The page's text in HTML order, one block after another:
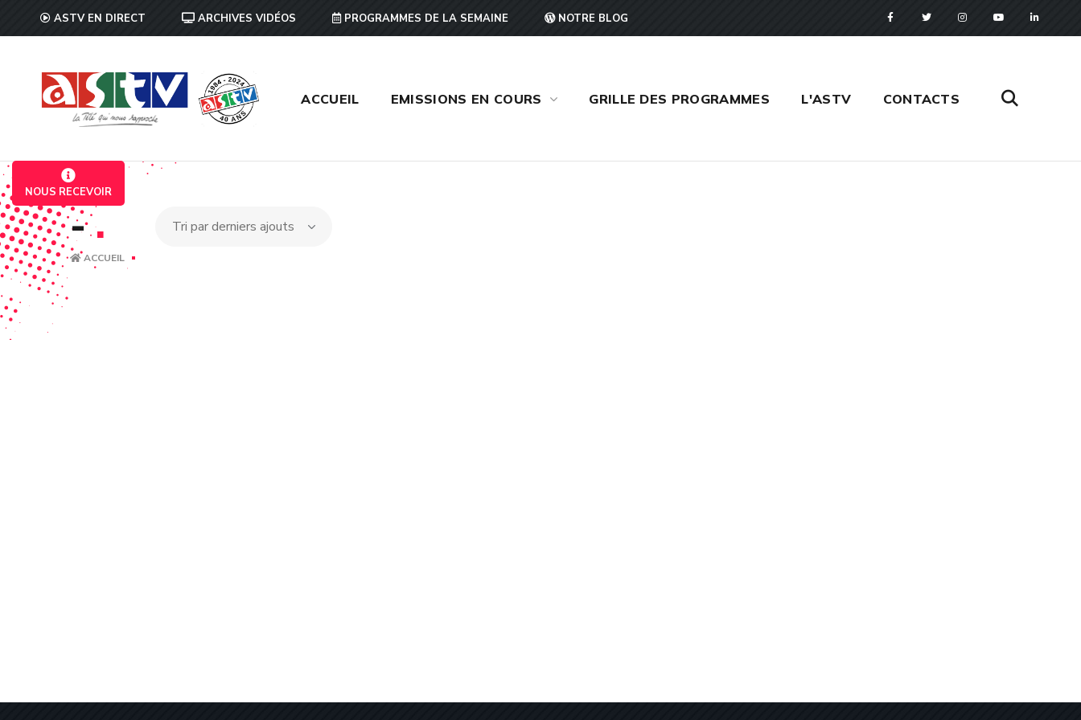
ASTV EN DIRECT ARCHIVES VIDÉOS PROGRAMMES DE LA SEMAINE NOTRE BLOG
ACCUEIL EMISSIONS EN COURS GRILLE DES PROGRAMMES L'ASTV CONTACTS
NOUS RECEVOIR
-.
ACCUEIL